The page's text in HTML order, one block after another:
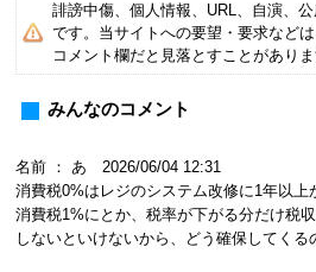
誹謗中傷、個人情報、URL、自演、
です。当サイトへの要望・要求など
コメント欄だと見落とすことがありま
みんなのコメント
名前 ： あ 2026/06/04 12:31
消費税0%はレジのシステム改修に1年以上
消費税1%にとか、税率が下がる分だけ税
しないといけないから、どう確保してくる